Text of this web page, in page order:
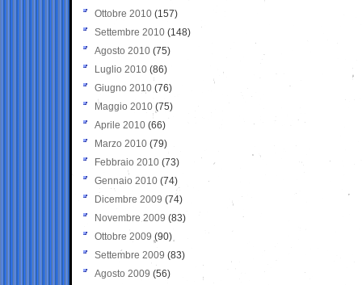
Ottobre 2010 (157)
Settembre 2010 (148)
Agosto 2010 (75)
Luglio 2010 (86)
Giugno 2010 (76)
Maggio 2010 (75)
Aprile 2010 (66)
Marzo 2010 (79)
Febbraio 2010 (73)
Gennaio 2010 (74)
Dicembre 2009 (74)
Novembre 2009 (83)
Ottobre 2009 (90)
Settembre 2009 (83)
Agosto 2009 (56)